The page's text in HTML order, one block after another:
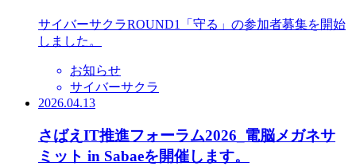
サイバーサクラROUND1「守る」の参加者募集を開始
しました。
お知らせ
サイバーサクラ
2026.04.13
さばえIT推進フォーラム2026_電脳メガネサ
ミット in Sabaeを開催します。